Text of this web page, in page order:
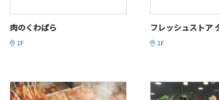
肉のくわばら
1F
フレッシュストア
1F